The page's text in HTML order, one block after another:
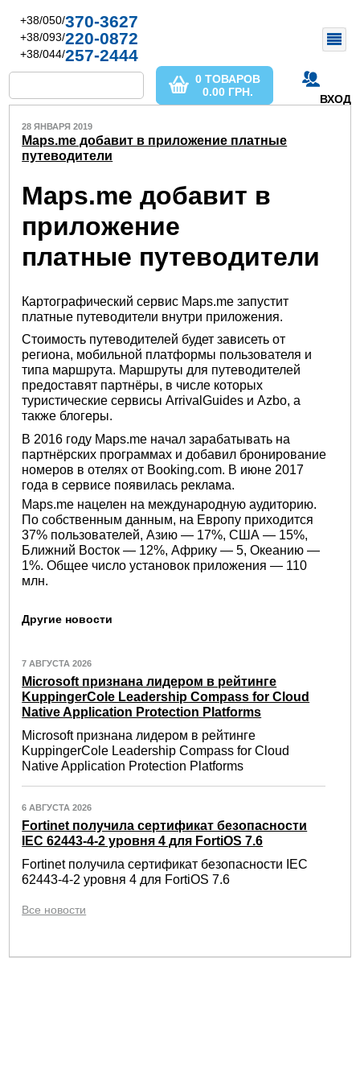
+38/050/370-3627
+38/093/220-0872
+38/044/257-2444
ВХОД
0 ТОВАРОВ
0.00 ГРН.
28 ЯНВАРЯ 2019
Maps.me добавит в приложение платные
путеводители
Maps.me добавит в
приложение
платные путеводители
Картографический сервис Maps.me запустит
платные путеводители внутри приложения.
Стоимость путеводителей будет зависеть от
региона, мобильной платформы пользователя и
типа маршрута. Маршруты для путеводителей
предоставят партнёры, в числе которых
туристические сервисы ArrivalGuides и Azbo, а
также блогеры.
В 2016 году Maps.me начал зарабатывать на
партнёрских программах и добавил бронирование
номеров в отелях от Booking.com. В июне 2017
года в сервисе появилась реклама.
Maps.me нацелен на международную аудиторию.
По собственным данным, на Европу приходится
37% пользователей, Азию — 17%, США — 15%,
Ближний Восток — 12%, Африку — 5, Океанию —
1%. Общее число установок приложения — 110
млн.
Другие новости
7 АВГУСТА 2026
Microsoft признана лидером в рейтинге
KuppingerCole Leadership Compass for Cloud
Native Application Protection Platforms
Microsoft признана лидером в рейтинге
KuppingerCole Leadership Compass for Cloud
Native Application Protection Platforms
6 АВГУСТА 2026
Fortinet получила сертификат безопасности
IEC 62443-4-2 уровня 4 для FortiOS 7.6
Fortinet получила сертификат безопасности IEC
62443-4-2 уровня 4 для FortiOS 7.6
Все новости